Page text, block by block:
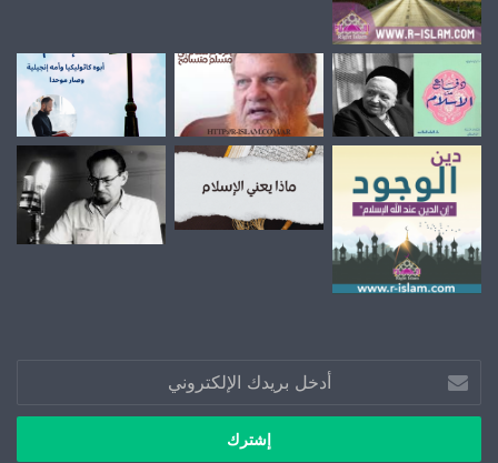
أدخل
بريدك
الإلكتروني